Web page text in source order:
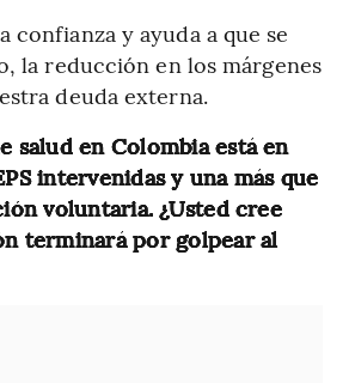
confianza y ayuda a que se
la reducción en los márgenes
deuda externa.
salud en Colombia está en
intervenidas y una más que
voluntaria. ¿Usted cree
terminará por golpear al